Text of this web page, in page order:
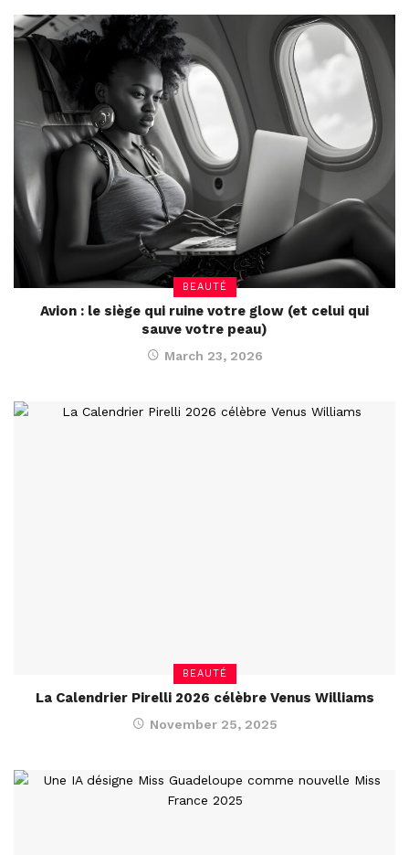
BEAUTÉ
Avion : le siège qui ruine votre glow (et celui qui
sauve votre peau)
March 23, 2026
BEAUTÉ
La Calendrier Pirelli 2026 célèbre Venus Williams
November 25, 2025